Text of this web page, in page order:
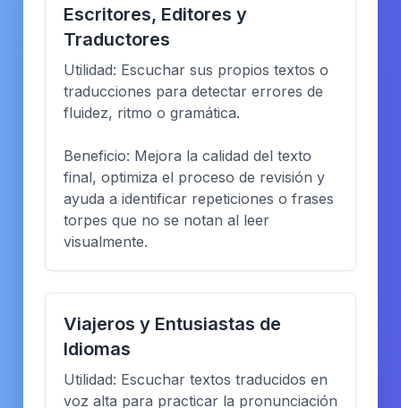
Escritores, Editores y
Traductores
Utilidad: Escuchar sus propios textos o
traducciones para detectar errores de
fluidez, ritmo o gramática.
Beneficio: Mejora la calidad del texto
final, optimiza el proceso de revisión y
ayuda a identificar repeticiones o frases
torpes que no se notan al leer
visualmente.
Viajeros y Entusiastas de
Idiomas
Utilidad: Escuchar textos traducidos en
voz alta para practicar la pronunciación